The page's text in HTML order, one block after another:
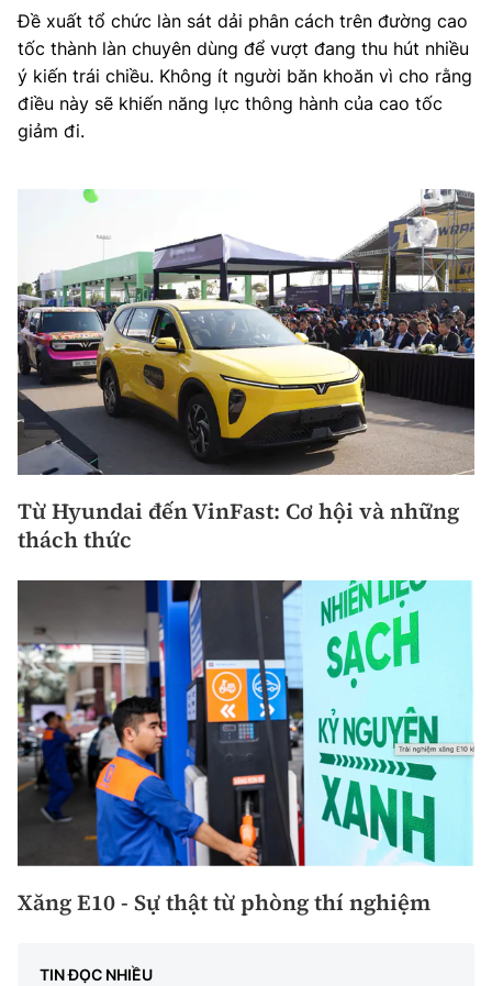
Đề xuất tổ chức làn sát dải phân cách trên đường cao
tốc thành làn chuyên dùng để vượt đang thu hút nhiều
ý kiến trái chiều. Không ít người băn khoăn vì cho rằng
điều này sẽ khiến năng lực thông hành của cao tốc
giảm đi.
Từ Hyundai đến VinFast: Cơ hội và những
thách thức
Xăng E10 - Sự thật từ phòng thí nghiệm
TIN ĐỌC NHIỀU